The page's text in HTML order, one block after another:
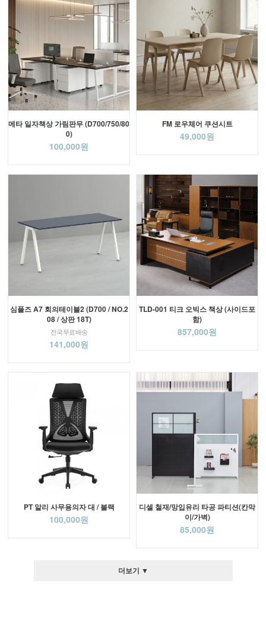
메타 일자책상 가림판무 (D700/750/80
0)
100,000원
FM 로우체어 쿠션시트
49,000원
심플즈 A7 회의테이블2 (D700 / NO.2
08 / 상판 18T)
전국무료배송
141,000원
TLD-001 티크 오빅스 책상 (사이드포
함)
857,000원
PT 알리 사무용의자 대 / 블랙
100,000원
디셀 철재/망입유리 타공 파티션(칸막
이/가벽)
85,000원
더보기 ▼